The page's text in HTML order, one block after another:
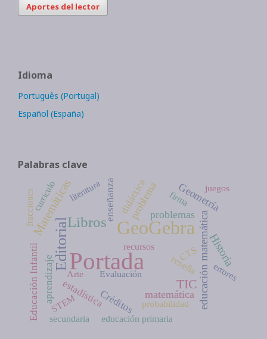
Aportes del lector
Idioma
Português (Portugal)
Español (España)
Palabras clave
Portada
GeoGebra
EditorialLibros
TIC
Matemáticas
educación matemáticaHistoria
matemática
problema Geometría
problemas
estadística
reseña
Créditos
aprendizaje
Educación Infantil
didáctica
enseñanza
educación primaria
STEM probabilidad
errores
firma
Arte
fracciones
Evaluación
currículo
recursos CTS
literatura
secundaria
juegos